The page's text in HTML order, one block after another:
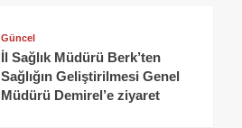
Güncel
İl Sağlık Müdürü Berk’ten
Sağlığın Geliştirilmesi Genel
Müdürü Demirel’e ziyaret